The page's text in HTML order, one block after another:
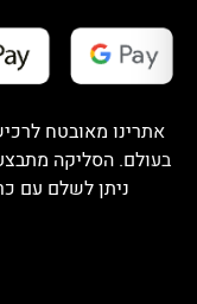
ניתן לשלם עם